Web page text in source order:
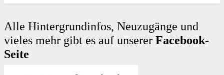
Alle Hintergrundinfos, Neuzugänge und
vieles mehr gibt es auf unserer Facebook-
Seite